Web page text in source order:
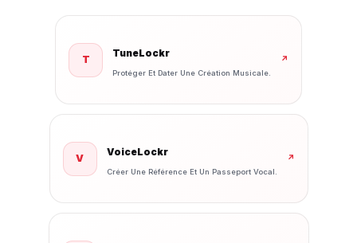
T
TuneLockr
Protéger Et Dater Une Création Musicale.
↗
V
VoiceLockr
Créer Une Référence Et Un Passeport Vocal.
↗